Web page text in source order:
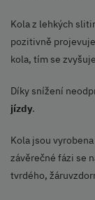
Kola z lehkých
pozitivně
kola, tím se
Díky snížení
jízdy.
Kola jsou
závěrečné fázi se
tvrdého,